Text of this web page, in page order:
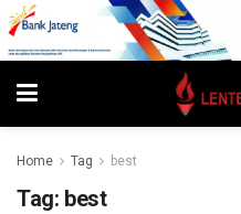
Home Tag best
Tag: best